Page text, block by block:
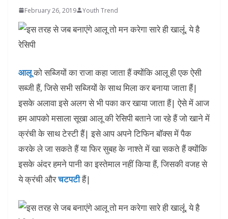
February 26, 2019 Youth Trend
आलूको सब्जियों का राजा कहा जाता हैं क्योंकि आलू ही एक ऐसी
सब्जी हैं, जिसे सभी सब्जियों के साथ मिला कर बनाया जाता हैं|
इसके अलावा इसे अलग से भी पका कर खाया जाता हैं| ऐसे में आज
हम आपको मसाला सूखा आलू की रेसिपी बताने जा रहे हैं जो खाने में
क्रंची के साथ टेस्टी हैं| इसे आप अपने टिफिन बॉक्स में पैक
करके ले जा सकते हैं या फिर सुबह के नाश्ते में खा सकते हैं क्योंकि
इसके अंदर हमने पानी का इस्तेमाल नहीं किया हैं, जिसकी वजह से
ये क्रंची औरचटपटीहैं|